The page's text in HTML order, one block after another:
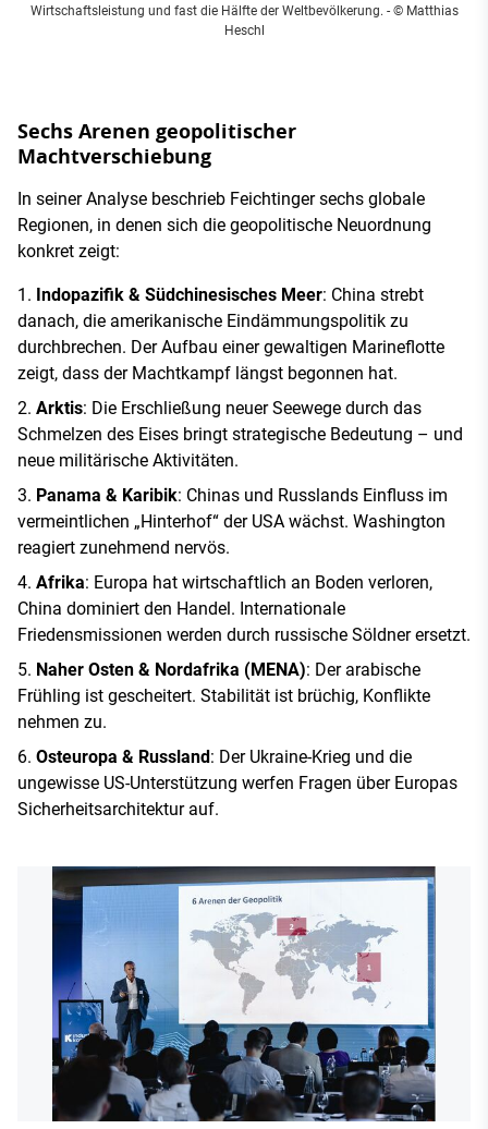
Wirtschaftsleistung und fast die Hälfte der Weltbevölkerung. - © Matthias
Heschl
Sechs Arenen geopolitischer
Machtverschiebung
In seiner Analyse beschrieb Feichtinger sechs globale
Regionen, in denen sich die geopolitische Neuordnung
konkret zeigt:
Indopazifik & Südchinesisches Meer: China strebt
danach, die amerikanische Eindämmungspolitik zu
durchbrechen. Der Aufbau einer gewaltigen Marineflotte
zeigt, dass der Machtkampf längst begonnen hat.
Arktis: Die Erschließung neuer Seewege durch das
Schmelzen des Eises bringt strategische Bedeutung – und
neue militärische Aktivitäten.
Panama & Karibik: Chinas und Russlands Einfluss im
vermeintlichen „Hinterhof“ der USA wächst. Washington
reagiert zunehmend nervös.
Afrika: Europa hat wirtschaftlich an Boden verloren,
China dominiert den Handel. Internationale
Friedensmissionen werden durch russische Söldner ersetzt.
Naher Osten & Nordafrika (MENA): Der arabische
Frühling ist gescheitert. Stabilität ist brüchig, Konflikte
nehmen zu.
Osteuropa & Russland: Der Ukraine-Krieg und die
ungewisse US-Unterstützung werfen Fragen über Europas
Sicherheitsarchitektur auf.